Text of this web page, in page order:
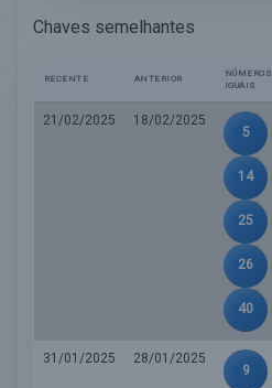
Chaves semelhantes
RECENTE ANTERIOR
NÚMEROS
IGUAIS
21/02/2025
18/02/2025
5
14
25
26
40
31/01/2025
28/01/2025
9